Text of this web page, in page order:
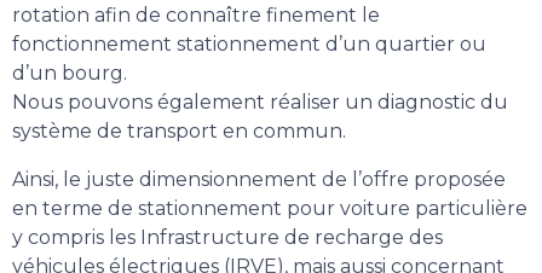
rotation afin de connaître finement le
fonctionnement stationnement d’un quartier ou
d’un bourg.
Nous pouvons également réaliser un diagnostic du
système de transport en commun.
Ainsi, le juste dimensionnement de l’offre proposée
en terme de stationnement pour voiture particulière
y compris les Infrastructure de recharge des
véhicules électriques (IRVE), mais aussi concernant